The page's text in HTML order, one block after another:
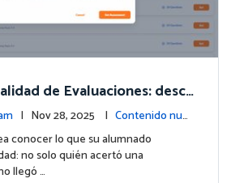
de Evaluaciones: descu
realmente saben
| Nov 28, 2025 | Contenido nue
conocer lo que su alumnado
no solo quién acertó una
llegó …